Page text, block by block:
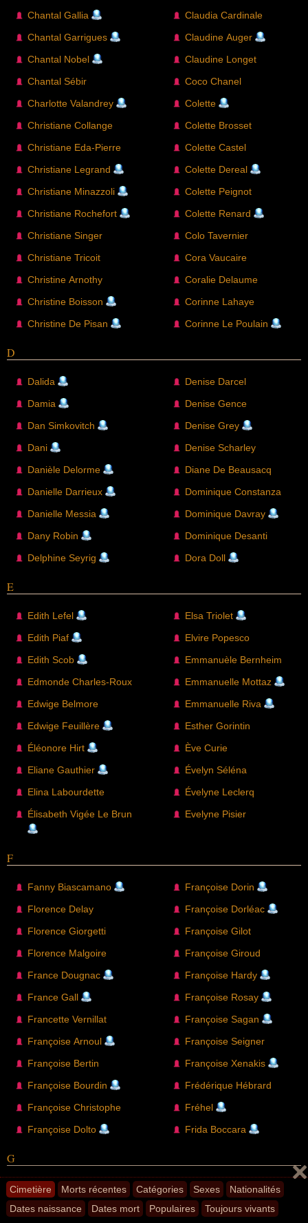
Cimetière Morts récentes Catégories Sexes
Nationalités
Dates naissance
Dates mort Populaires Toujours vivants
Chantal Gallia
Chantal Garrigues
Chantal Nobel
Chantal Sébir
Charlotte Valandrey
Christiane Collange
Christiane Eda-Pierre
Christiane Legrand
Christiane Minazzoli
Christiane Rochefort
Christiane Singer
Christiane Tricoit
Christine Arnothy
Christine Boisson
Christine De Pisan
Claudia Cardinale
Claudine Auger
Claudine Longet
Coco Chanel
Colette
Colette Brosset
Colette Castel
Colette Dereal
Colette Peignot
Colette Renard
Colo Tavernier
Cora Vaucaire
Coralie Delaume
Corinne Lahaye
Corinne Le Poulain
D
Dalida
Damia
Dan Simkovitch
Dani
Danièle Delorme
Danielle Darrieux
Danielle Messia
Dany Robin
Delphine Seyrig
Denise Darcel
Denise Gence
Denise Grey
Denise Scharley
Diane De Beausacq
Dominique Constanza
Dominique Davray
Dominique Desanti
Dora Doll
E
Edith Lefel
Edith Piaf
Edith Scob
Edmonde Charles-Roux
Edwige Belmore
Edwige Feuillère
Éléonore Hirt
Eliane Gauthier
Elina Labourdette
Élisabeth Vigée Le Brun
Elsa Triolet
Elvire Popesco
Emmanuèle Bernheim
Emmanuelle Mottaz
Emmanuelle Riva
Esther Gorintin
Ève Curie
Évelyn Séléna
Évelyne Leclerq
Evelyne Pisier
F
Fanny Biascamano
Florence Delay
Florence Giorgetti
Florence Malgoire
France Dougnac
France Gall
Francette Vernillat
Françoise Arnoul
Françoise Bertin
Françoise Bourdin
Françoise Christophe
Françoise Dolto
Françoise Dorin
Françoise Dorléac
Françoise Gilot
Françoise Giroud
Françoise Hardy
Françoise Rosay
Françoise Sagan
Françoise Seigner
Françoise Xenakis
Frédérique Hébrard
Fréhel
Frida Boccara
G
Gaby Aghion
Gaby Morlay
Georgette Plana
Géraldine Giraud